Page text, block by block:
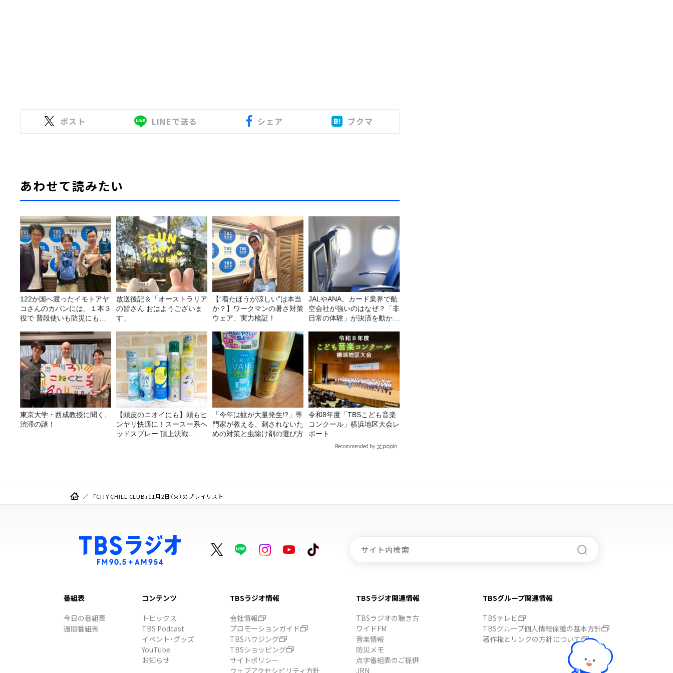
ポスト LINEで送る シェア ブクマ
あわせて読みたい
122か国へ渡ったイモトアヤ
コさんのカバンには、１本３
役で 普段使いも防災にもな
放送後記＆「オーストラリア
の皆さん おはようございま
す」
【“着たほうが涼しい”は本当
か？】ワークマンの暑さ対策
ウェア、実力検証！
JALやANA、カード業界で航
空会社が強いのはなぜ？「非
日常の体験」が決済を動かす
東京大学・西成教授に聞く、
渋滞の謎！
【頭皮のニオイにも】頭もヒ
ンヤリ快適に！スースー系ヘ
ッドスプレー 頂上決戦
「今年は蚊が大量発生!?」専
門家が教える、刺されないた
めの対策と虫除け剤の選び方
令和8年度「TBSこども音楽
コンクール」横浜地区大会レ
ポート
Recommended by
「CITY CHILL CLUB」11月2日（火）のプレイリスト
番組表
今日の番組表
週間番組表
コンテンツ
トピックス
TBS Podcast
イベント・グッズ
YouTube
お知らせ
TBSラジオ情報
会社情報
プロモーションガイド
TBSハウジング
TBSショッピング
サイトポリシー
ウェブアクセシビリティ方針
TBSラジオ関連情報
TBSラジオの聴き方
ワイドFM
音楽情報
防災メモ
点字番組表のご提供
JRN
TBSグループ関連情報
TBSテレビ
TBSグループ個人情報保護の基本方針
著作権とリンクの方針について